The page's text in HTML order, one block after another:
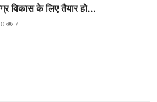
विकास के लिए तैयार हो...
0 7